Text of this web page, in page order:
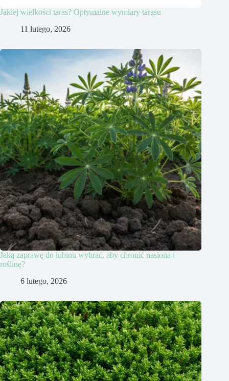
Jakiej wielkości taras? Optymalne wymiary tarasu
11 lutego, 2026
Jaką zaprawę do łubinu wybrać, aby chronić nasiona i
roślinę?
6 lutego, 2026